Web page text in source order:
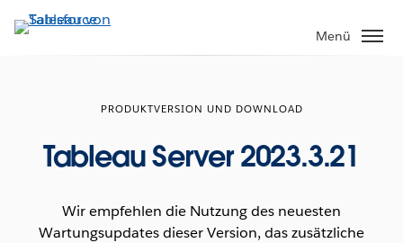
Direkt
zum
Menü
PRODUKTVERSION UND DOWNLOAD
Tableau Server 2023.3.21
Wir empfehlen die Nutzung des neuesten
Wartungsupdates dieser Version, das zusätzliche